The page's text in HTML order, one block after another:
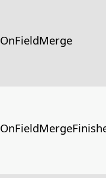
OnFieldMerge